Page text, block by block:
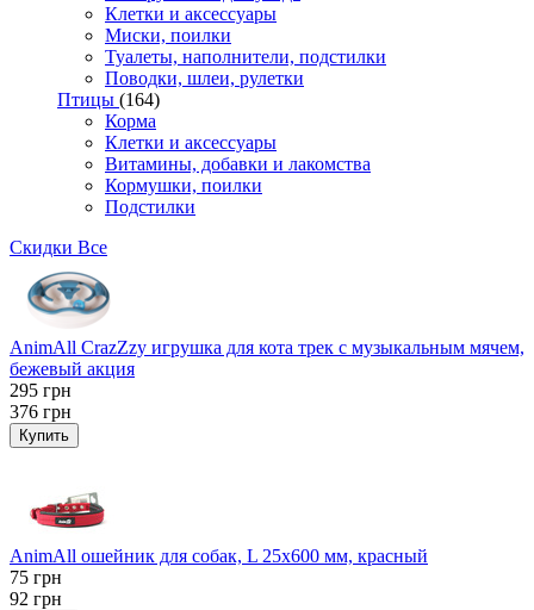
Клетки и аксессуары
Миски, поилки
Туалеты, наполнители, подстилки
Поводки, шлеи, рулетки
Птицы (164)
Корма
Клетки и аксессуары
Витамины, добавки и лакомства
Кормушки, поилки
Подстилки
Скидки Все
AnimAll CrazZzy игрушка для кота трек с музыкальным мячем,
бежевый акция
295 грн
376 грн
Купить
AnimAll ошейник для собак, L 25x600 мм, красный
75 грн
92 грн